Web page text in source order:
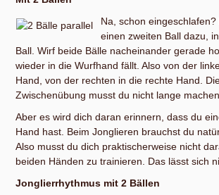
Na, schon
einen zweiten Ball dazu,
Ball. Wirf beide Bälle nacheinander gerade
wieder in die Wurfhand fällt. Also von der
Hand, von der rechten in die rechte Hand.
Zwischenübung musst du nicht lange machen.
Aber es wird dich daran erinnern, dass du
Hand hast. Beim Jonglieren brauchst du
Also musst du dich praktischerweise nicht
beiden Händen zu trainieren. Das lässt sich
Jonglierrhythmus mit 2 Bällen